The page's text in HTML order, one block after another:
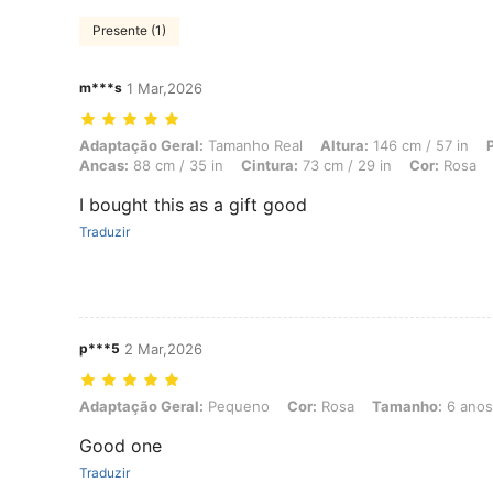
Presente (1)
m***s 1 Mar,2026
Adaptação Geral: Tamanho Real, Altura: 146 cm / 57 in, Peso: 9
Adaptação Geral: Tamanho Real Altura: 146 cm / 57 in
Ancas: 88 cm / 35 in Cintura: 73 cm / 29 in Cor: Rosa
I bought this as a gift good
Traduzir
p***5 2 Mar,2026
Adaptação Geral: Pequeno, Cor: Rosa, Tamanho: 6 anos
Adaptação Geral: Pequeno Cor: Rosa Tamanho: 6 anos
Good one
Traduzir